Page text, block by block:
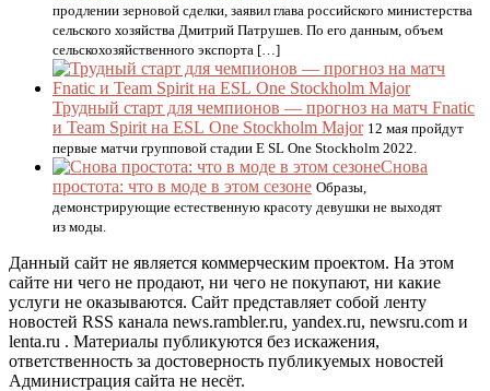
продлении зерновой сделки, заявил глава российского министерства
сельского хозяйства Дмитрий Патрушев. По его данным, объем
сельскохозяйственного экспорта […]
Трудный старт для чемпионов — прогноз на матч Fnatic
и Team Spirit на ESL One Stockholm Major 12 мая пройдут
первые матчи групповой стадии E SL One Stockholm 2022.
Снова
простота: что в моде в этом сезоне Образы,
демонстрирующие естественную красоту девушки не выходят
из моды.
Данный сайт не является коммерческим проектом. На этом
сайте ни чего не продают, ни чего не покупают, ни какие
услуги не оказываются. Сайт представляет собой ленту
новостей RSS канала news.rambler.ru, yandex.ru, newsru.com и
lenta.ru . Материалы публикуются без искажения,
ответственность за достоверность публикуемых новостей
Администрация сайта не несёт.